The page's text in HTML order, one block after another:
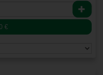
€